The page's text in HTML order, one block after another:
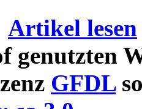
Artikel lesen
genutzten
GFDL